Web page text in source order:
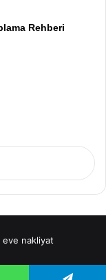
Rehberi
nakliyat